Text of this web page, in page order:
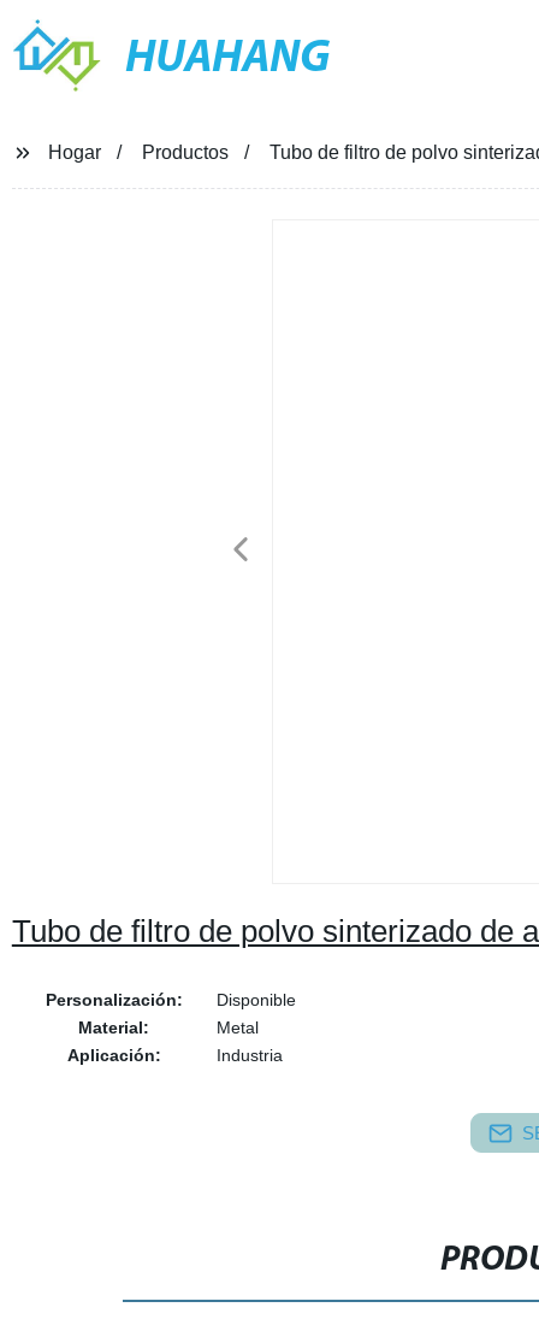
HUAHANG
Hogar Productos Tubo de filtro de polvo
Tubo de filtro de polvo sinterizado de
Personalización:
Disponible
Material:
Metal
Aplicación:
Industria